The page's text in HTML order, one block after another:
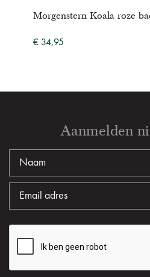
Morgenstern Koala roze
€ 34,95
Aanmelden